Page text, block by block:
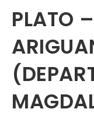
PLATO